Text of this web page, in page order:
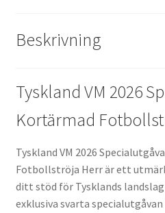
Beskrivning
Tyskland VM 2026
Kortärmad
Tyskland VM 2026
Fotbollströja Herr är ett
ditt stöd för Tysklands landslag
exklusiva svarta